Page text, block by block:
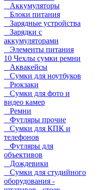
Аккумуляторы
Блоки питания
Зарядные устройства
Зарядки с
аккумуляторами
Элементы питания
10 Чехлы сумки ремни
Аквакейсы
Сумки для ноутбуков
Рюкзаки
Сумки для фото и
видео камер
Ремни
Футляры прочие
Сумки для КПК и
телефонов
Футляры для
объективов
Дождевики
Сумки для студийного
оборудования -